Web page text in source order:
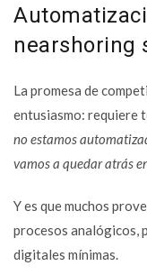
nearshoring
La promesa de
entusiasmo: requiere
no estamos
vamos a quedar atrás
Y es que muchos
procesos analógicos,
digitales mínimas.